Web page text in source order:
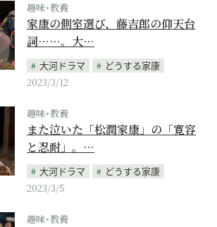
趣味･教養
家康の側室選び、藤吉郎の仰天台
詞……。大…
大河ドラマ
どうする家康
2023/3/12
趣味･教養
また泣いた「松潤家康」の「寛容
と忍耐」。…
大河ドラマ
どうする家康
2023/3/5
趣味･教養